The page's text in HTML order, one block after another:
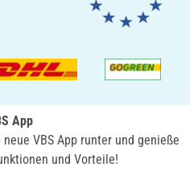
App
VBS App runter und genieße
und Vorteile!